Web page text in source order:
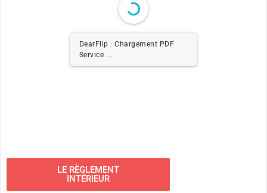
DearFlip : Chargement PDF
Service ...
LE RÈGLEMENT
INTÉRIEUR